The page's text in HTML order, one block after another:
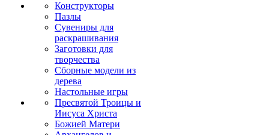
Конструкторы
Пазлы
Сувениры для
раскрашивания
Заготовки для
творчества
Сборные модели из
дерева
Настольные игры
Пресвятой Троицы и
Иисуса Христа
Божией Матери